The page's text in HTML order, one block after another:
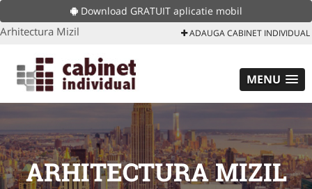
Download GRATUIT aplicatie mobil
Arhitectura Mizil ADAUGA CABINET INDIVIDUAL
MENU
ARHITECTURA MIZIL